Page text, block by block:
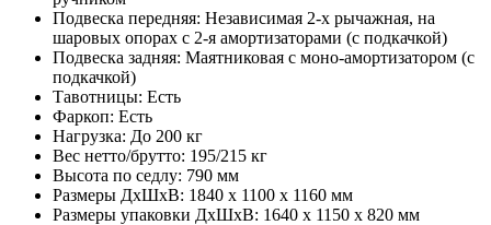
Подвеска передняя: Независимая 2-х рычажная, на
шаровых опорах с 2-я амортизаторами (с подкачкой)
Подвеска задняя: Маятниковая с моно-амортизатором (с
подкачкой)
Тавотницы: Есть
Фаркоп: Есть
Нагрузка: До 200 кг
Вес нетто/брутто: 195/215 кг
Высота по седлу: 790 мм
Размеры ДхШхВ: 1840 x 1100 x 1160 мм
Размеры упаковки ДхШхВ: 1640 x 1150 x 820 мм